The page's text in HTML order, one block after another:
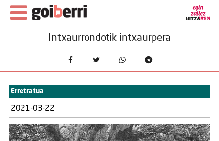
Intxaurrondotik intxaurpera
Erretratua
2021-03-22